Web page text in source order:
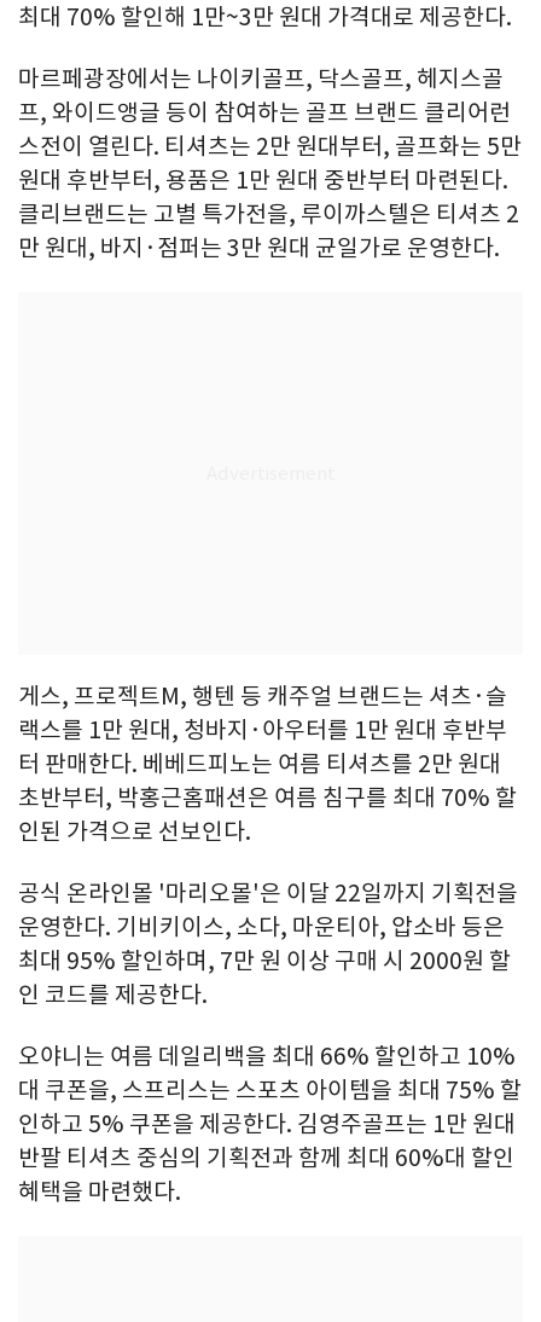
최대 70% 할인해 1만~3만 원대 가격대로 제공한다.
마르페광장에서는 나이키골프, 닥스골프, 헤지스골
프, 와이드앵글 등이 참여하는 골프 브랜드 클리어런
스전이 열린다. 티셔츠는 2만 원대부터, 골프화는 5만
원대 후반부터, 용품은 1만 원대 중반부터 마련된다.
클리브랜드는 고별 특가전을, 루이까스텔은 티셔츠 2
만 원대, 바지·점퍼는 3만 원대 균일가로 운영한다.
게스, 프로젝트M, 행텐 등 캐주얼 브랜드는 셔츠·슬
랙스를 1만 원대, 청바지·아우터를 1만 원대 후반부
터 판매한다. 베베드피노는 여름 티셔츠를 2만 원대
초반부터, 박홍근홈패션은 여름 침구를 최대 70% 할
인된 가격으로 선보인다.
공식 온라인몰 '마리오몰'은 이달 22일까지 기획전을
운영한다. 기비키이스, 소다, 마운티아, 압소바 등은
최대 95% 할인하며, 7만 원 이상 구매 시 2000원 할
인 코드를 제공한다.
오야니는 여름 데일리백을 최대 66% 할인하고 10%
대 쿠폰을, 스프리스는 스포츠 아이템을 최대 75% 할
인하고 5% 쿠폰을 제공한다. 김영주골프는 1만 원대
반팔 티셔츠 중심의 기획전과 함께 최대 60%대 할인
혜택을 마련했다.